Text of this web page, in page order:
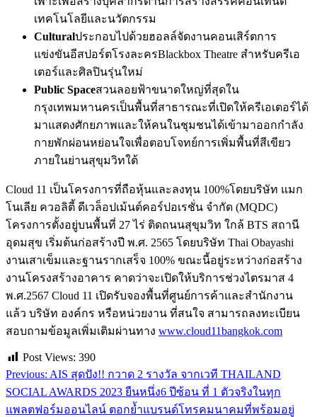
เทคโนโลยีและนวัตกรรม
Culturalประกอบไปด้วยฮอลล์จัดงานคอนเสิร์ตการ
แข่งขันอีสปอร์ตโรงละครBlackbox Theatre สำหรับครีเอ
เตอร์และศิลปินรุ่นใหม่
Public Spaceสวนลอยฟ้าขนาดใหญ่ที่สุดใน
กรุงเทพมหานครเป็นพื้นที่สาธารณะที่เปิดให้ครีเอเตอร์ได้
มาแสดงศักยภาพและให้คนในชุมชนได้เข้ามาออกกำลัง
กายพักผ่อนหย่อนใจเพื่อตอบโจทย์การเพิ่มพื้นที่สีเขียว
ภายในย่านสุขุมวิทใต้
Cloud 11 เป็นโครงการที่ถือหุ้นและลงทุน 100%โดยบริษัท แมก
โนเลีย ควอลิตี้ ดีเวล็อปเม้นต์คอร์ปอเรชั่น จำกัด (MQDC)
โครงการตั้งอยู่บนพื้นที่ 27 ไร่ ติดถนนสุขุมวิท ใกล้ BTS สถานี
อุดมสุข เริ่มต้นก่อสร้างปี พ.ศ. 2565 โดยบริษัท Thai Obayashi
งานเสาเข็มและฐานรากเสร็จ 100% ขณะนี้อยู่ระหว่างก่อสร้าง
งานโครงสร้างอาคาร คาดว่าจะเปิดให้บริการช่วงไตรมาส 4
พ.ศ.2567 Cloud 11 เปิดรับจองพื้นที่ศูนย์การค้าและสำนักงาน
แล้ว บริษัท องค์กร หรือหน่วยงาน ที่สนใจ สามารถลงทะเบียน
สอบถามข้อมูลเพิ่มเติมผ่านทาง www.cloud11bangkok.com
Post Views: 390
แนะแนว
เรื่อง
Previous: AIS สุดปัง!! กวาด 2 รางวัล จากเวที THAILAND
SOCIAL AWARDS 2023 ยืนหนึ่ง6 ปีซ้อน ที่ 1 ตัวจริงในทุก
แพลตฟอร์มออนไลน์ ตอกย้ำแบรนด์โทรคมนาคมที่พร้อมอยู่